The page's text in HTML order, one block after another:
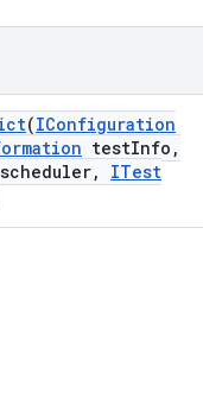
(IConfiguration
testInfo ,
,
ITest